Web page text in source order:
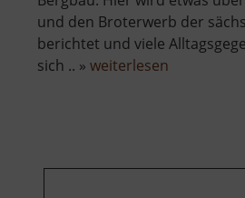
und den Broterwerb der
berichtet und viele
sich .. » weiterlesen